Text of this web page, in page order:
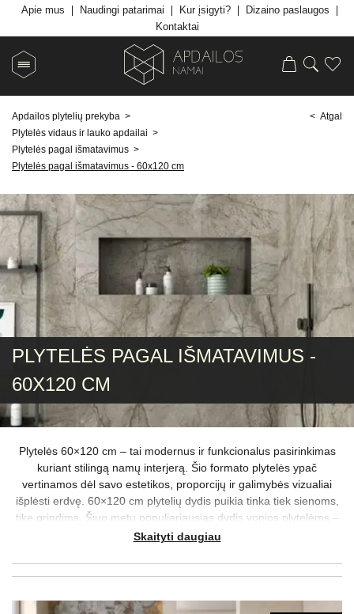
Apie mus Naudingi patarimai Kur įsigyti?
Dizaino paslaugos
Kontaktai
Apdailos plytelių prekyba >
Plytelės vidaus ir lauko apdailai >
Plytelės pagal išmatavimus >
Plytelės pagal išmatavimus - 60x120 cm
< Atgal
PLYTELĖS PAGAL IŠMATAVIMUS -
60X120 CM
Plytelės 60×120 cm – tai modernus ir funkcionalus pasirinkimas
kuriant stilingą namų interjerą. Šio formato plytelės ypač
vertinamos dėl savo estetikos, proporcijų ir galimybės vizualiai
išplėsti erdvę. 60×120 cm plytelių dydis puikia tinka tiek sienoms,
tike grindims. Šiuo metu populiariausias dydis vonios plytelėms –
60×120, kuris ne tik suteikia švaros ir tvarkos įspūdį, bet ir padeda
spalvų, raštų ir paviršių plytelių, pritaikytų skirtingiems stiliaus
Skaityti daugiau